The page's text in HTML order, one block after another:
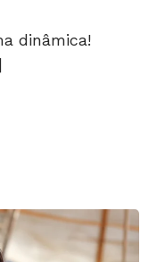
dinâmica!